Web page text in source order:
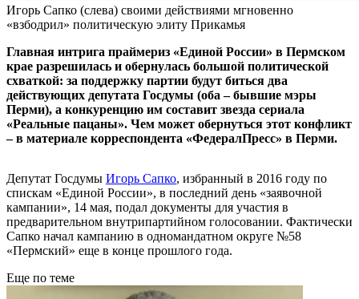
Игорь Сапко (слева) своими действиями мгновенно
«взбодрил» политическую элиту Прикамья
Главная интрига праймериз «Единой России» в Пермском
крае разрешилась и обернулась большой политической
схваткой: за поддержку партии будут биться два
действующих депутата Госдумы (оба – бывшие мэры
Перми), а конкуренцию им составит звезда сериала
«Реальные пацаны». Чем может обернуться этот конфликт
– в материале корреспондента «ФедералПресс» в Перми.
Депутат Госдумы Игорь Сапко, избранный в 2016 году по
спискам «Единой России», в последний день «заявочной
кампании», 14 мая, подал документы для участия в
предварительном внутрипартийном голосовании. Фактически
Сапко начал кампанию в одномандатном округе №58
«Пермский» еще в конце прошлого года.
Еще по теме